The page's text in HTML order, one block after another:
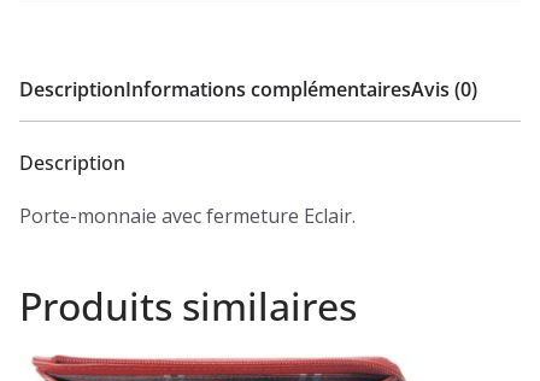
DescriptionInformations complémentairesAvis (0)
Description
Porte-monnaie avec fermeture Eclair.
Produits similaires